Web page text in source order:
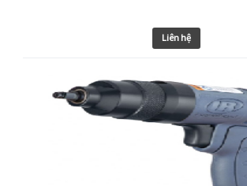
Liên hệ